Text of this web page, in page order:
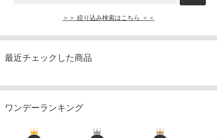
＞＞ 絞り込み検索はこちら ＜＜
最近チェックした商品
ワンデーランキング